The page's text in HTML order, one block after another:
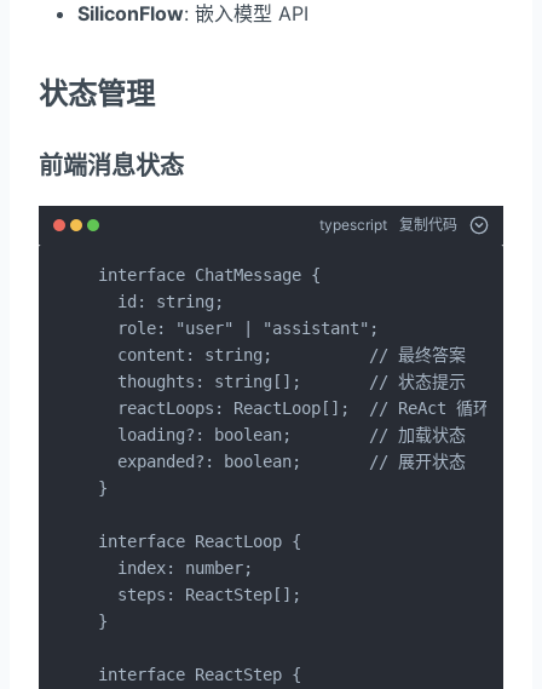
SiliconFlow: 嵌入模型 API
状态管理
前端消息状态
typescript 复制代码
interface ChatMessage {
  id: string;
  role: "user" | "assistant";
  content: string;          // 最终答案
  thoughts: string[];       // 状态提示
  reactLoops: ReactLoop[];  // ReAct 循环
  loading?: boolean;        // 加载状态
  expanded?: boolean;       // 展开状态
}
interface ReactLoop {
  index: number;
  steps: ReactStep[];
}
interface ReactStep {